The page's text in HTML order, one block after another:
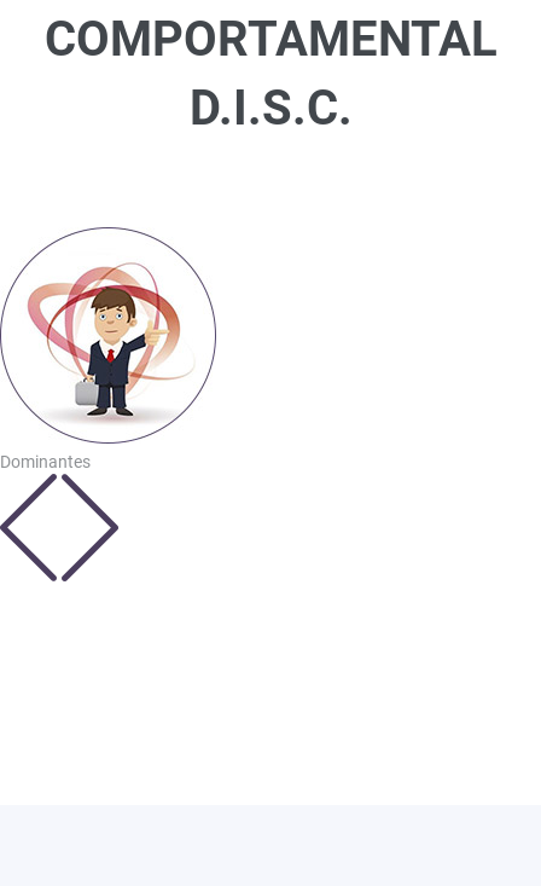
COMPORTAMENTAL
D.I.S.C.
Dominantes